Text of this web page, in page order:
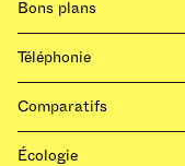
Bons plans
Téléphonie
Comparatifs
Écologie